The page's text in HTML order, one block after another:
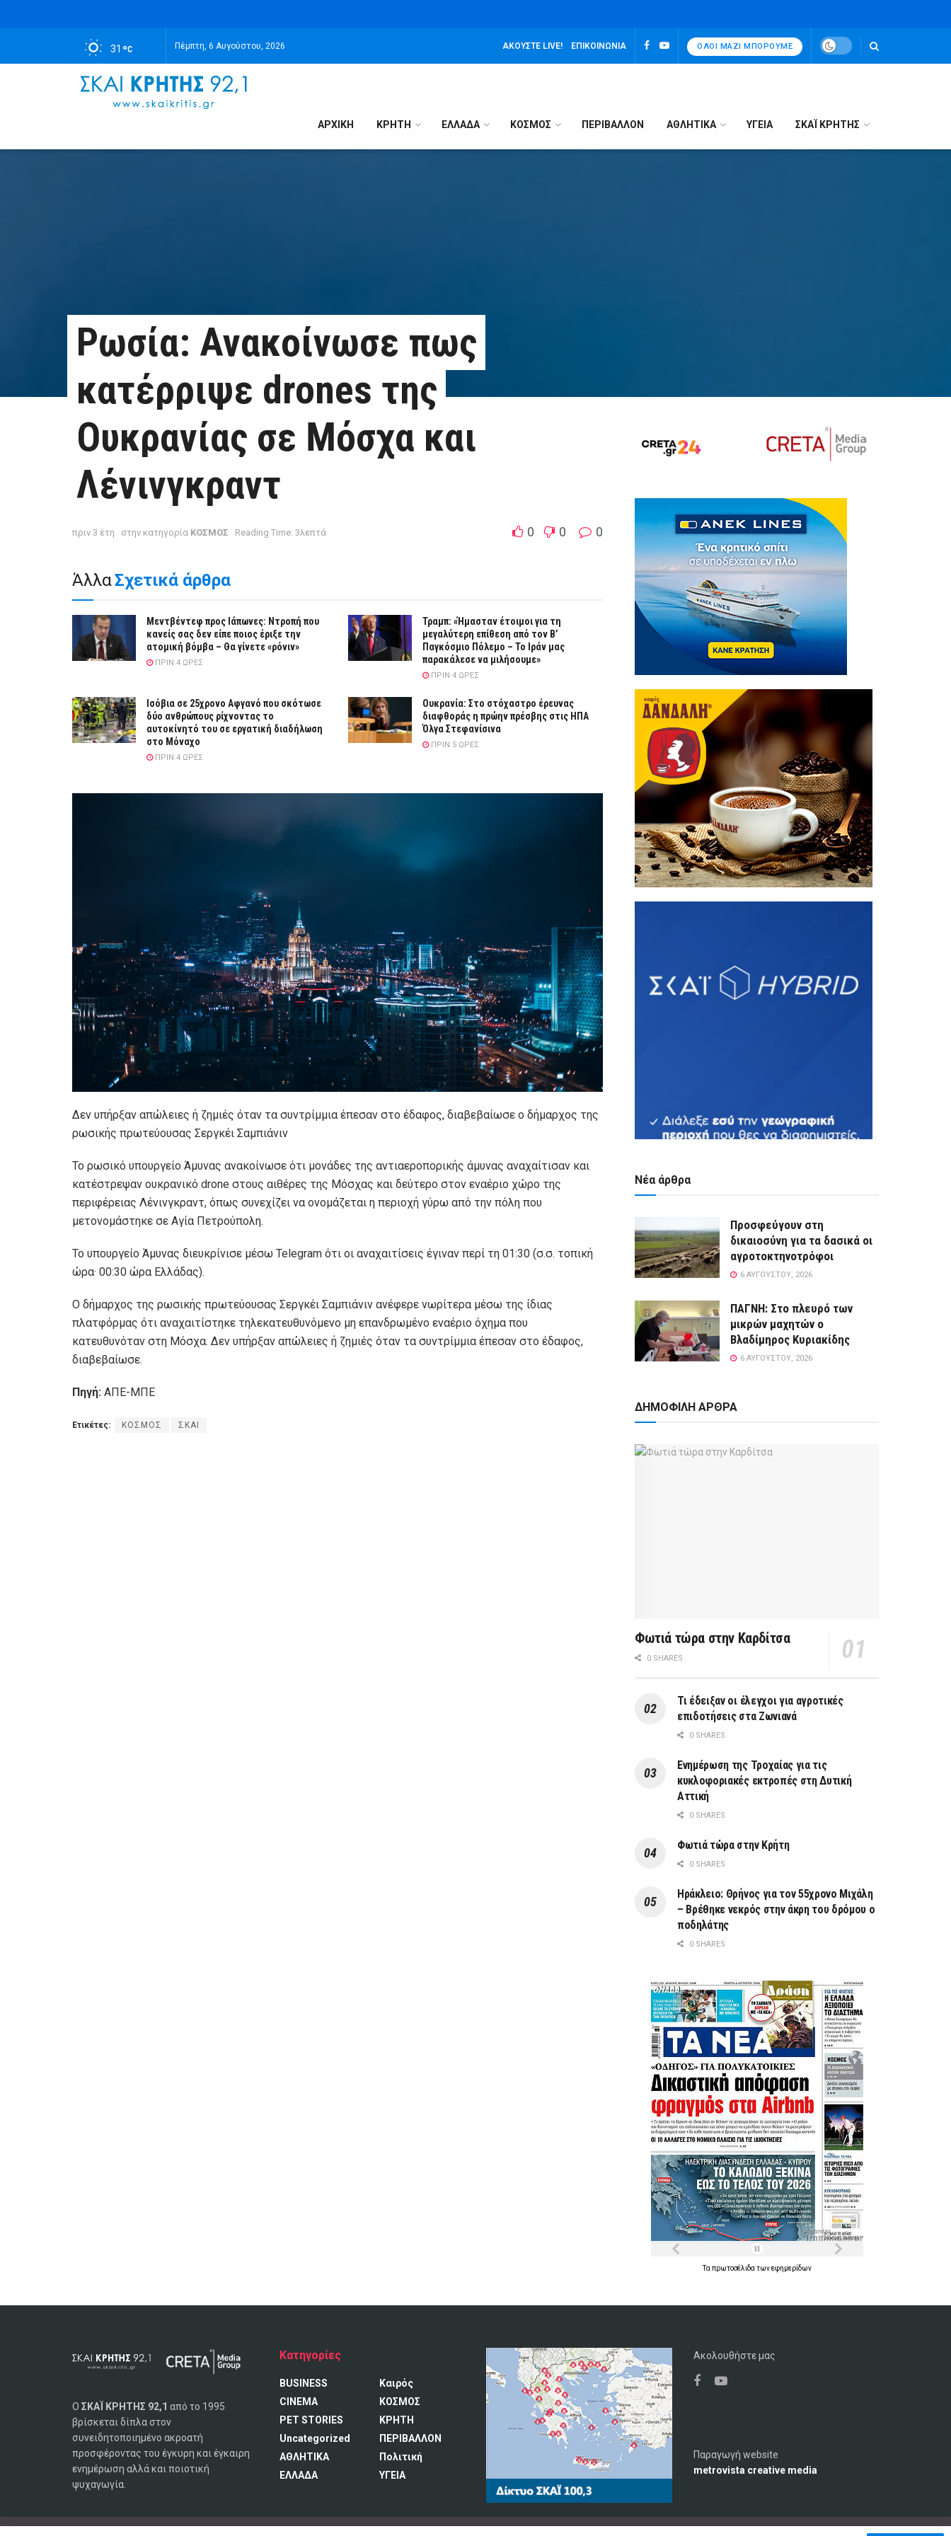
31 Πέμπτη, 6 Αυγούστου, 2026 ΑΚΟΎΣΤΕ LIVE! ΕΠΙΚΟΙΝΩΝΊΑ ΌΛΟΙ ΜΑΖΊ ΜΠΟΡΟΎΜΕ
ΑΡΧΙΚΉ ΚΡΗΤΗ ΕΛΛΑΔΑ ΚΟΣΜΟΣ ΠΕΡΙΒΑΛΛΟΝ ΑΘΛΗΤΙΚΑ ΥΓΕΙΑ ΣΚΑΪ ΚΡΗΤΗΣ
Ρωσία: Ανακοίνωσε πως
κατέρριψε drones της
Ουκρανίας σε Μόσχα και
Λένινγκραντ
πριν 3 έτη στην κατηγορία ΚΟΣΜΟΣ Reading Time: 3λεπτά 0 0 0
ΆλλαΣχετικά άρθρα
Μεντβέντεφ προς Ιάπωνες: Ντροπή που
κανείς σας δεν είπε ποιος έριξε την
ατομική βόμβα – Θα γίνετε «ρόνιν»
ΠΡΙΝ 4 ΏΡΕΣ
Τραμπ: «Ήμασταν έτοιμοι για τη
μεγαλύτερη επίθεση από τον Β’
Παγκόσμιο Πόλεμο – Το Ιράν μας
παρακάλεσε να μιλήσουμε»
ΠΡΙΝ 4 ΏΡΕΣ
Ισόβια σε 25χρονο Αφγανό που σκότωσε
δύο ανθρώπους ρίχνοντας το
αυτοκίνητό του σε εργατική διαδήλωση
στο Μόναχο
ΠΡΙΝ 4 ΏΡΕΣ
Ουκρανία: Στο στόχαστρο έρευνας
διαφθοράς η πρώην πρέσβης στις ΗΠΑ
Όλγα Στεφανίσινα
ΠΡΙΝ 5 ΏΡΕΣ
Δεν υπήρξαν απώλειες ή ζημιές όταν τα συντρίμμια έπεσαν στο έδαφος, διαβεβαίωσε ο δήμαρχος της
ρωσικής πρωτεύουσας Σεργκέι Σαμπιάνιν
Το ρωσικό υπουργείο Άμυνας ανακοίνωσε ότι μονάδες της αντιαεροπορικής άμυνας αναχαίτισαν και
κατέστρεψαν ουκρανικό drone στους αιθέρες της Μόσχας και δεύτερο στον εναέριο χώρο της
περιφέρειας Λένινγκραντ, όπως συνεχίζει να ονομάζεται η περιοχή γύρω από την πόλη που
μετονομάστηκε σε Αγία Πετρούπολη.
Το υπουργείο Άμυνας διευκρίνισε μέσω Telegram ότι οι αναχαιτίσεις έγιναν περί τη 01:30 (σ.σ. τοπική
ώρα· 00:30 ώρα Ελλάδας).
Ο δήμαρχος της ρωσικής πρωτεύουσας Σεργκέι Σαμπιάνιν ανέφερε νωρίτερα μέσω της ίδιας
πλατφόρμας ότι αναχαιτίστηκε τηλεκατευθυνόμενο μη επανδρωμένο εναέριο όχημα που
κατευθυνόταν στη Μόσχα. Δεν υπήρξαν απώλειες ή ζημιές όταν τα συντρίμμια έπεσαν στο έδαφος,
διαβεβαίωσε.
Πηγή: ΑΠΕ-ΜΠΕ
Ετικέτες: ΚΟΣΜΟΣ ΣΚΑΙ
Νέα άρθρα
Προσφεύγουν στη
δικαιοσύνη για τα δασικά οι
αγροτοκτηνοτρόφοι
6 ΑΥΓΟΎΣΤΟΥ, 2026
ΠΑΓΝΗ: Στο πλευρό των
μικρών μαχητών ο
Βλαδίμηρος Κυριακίδης
6 ΑΥΓΟΎΣΤΟΥ, 2026
ΔΗΜΟΦΙΛΗ ΑΡΘΡΑ
Φωτιά τώρα στην Καρδίτσα
0 SHARES
Τι έδειξαν οι έλεγχοι για αγροτικές
επιδοτήσεις στα Ζωνιανά
0 SHARES
Ενημέρωση της Τροχαίας για τις
κυκλοφοριακές εκτροπές στη Δυτική
Αττική
0 SHARES
Φωτιά τώρα στην Κρήτη
0 SHARES
Ηράκλειο: Θρήνος για τον 55χρονο Μιχάλη
– Βρέθηκε νεκρός στην άκρη του δρόμου ο
ποδηλάτης
0 SHARES
Τα πρωτοσέλιδα τωνεφημερίδων
Ο ΣΚΑΪ ΚΡΗΤΗΣ 92,1 από το 1995
βρίσκεται δίπλα στον
συνειδητοποιημένο ακροατή
προσφέροντας του έγκυρη και έγκαιρη
ενημέρωση αλλά και ποιοτική
ψυχαγωγία.
Κατηγορίες
BUSINESS
CINEMA
PET STORIES
Uncategorized
ΑΘΛΗΤΙΚΑ
ΕΛΛΑΔΑ
Καιρός
ΚΟΣΜΟΣ
ΚΡΗΤΗ
ΠΕΡΙΒΑΛΛΟΝ
Πολιτική
ΥΓΕΙΑ
Ακολουθήστε μας
Παραγωγή website
metrovista creative media